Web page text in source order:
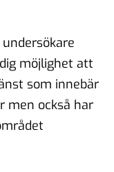
möjlighet att
som innebär
men också har